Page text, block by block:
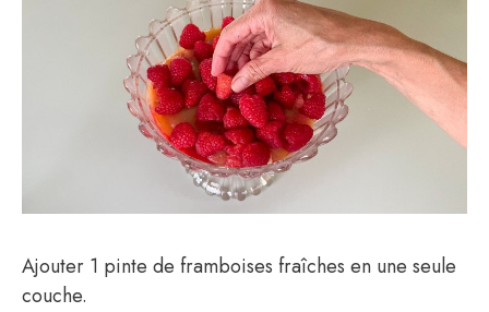
Ajouter 1 pinte de framboises fraîches en une seule
couche.